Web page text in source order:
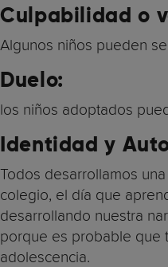
Culpabilidad o
Algunos niños pueden
Duelo:
los niños adoptados
Identidad y
Todos desarrollamos
colegio, el día que
desarrollando nuestra
porque es probable que
adolescencia.